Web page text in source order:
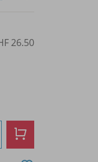
26.50